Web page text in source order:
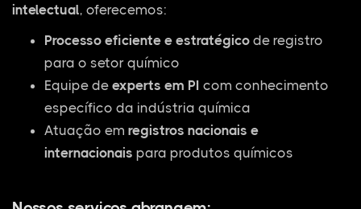
intelectual, oferecemos:
Processo eficiente e estratégico de registro
para o setor químico
Equipe de experts em PI com conhecimento
específico da indústria química
Atuação em registros nacionais e
internacionais para produtos químicos